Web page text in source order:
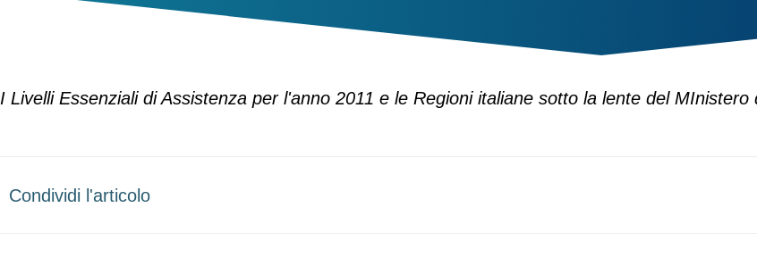
I Livelli Essenziali di Assistenza per l'anno 2011 e le Regioni italiane sotto la lente del MInistero
Condividi l'articolo